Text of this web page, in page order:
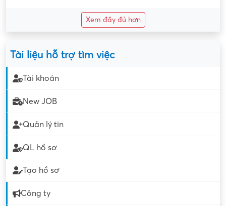
Xem đầy đủ hơn
Tài liệu hỗ trợ tìm việc
Tài khoản
New JOB
Quản lý tin
QL hồ sơ
Tạo hồ sơ
Công ty